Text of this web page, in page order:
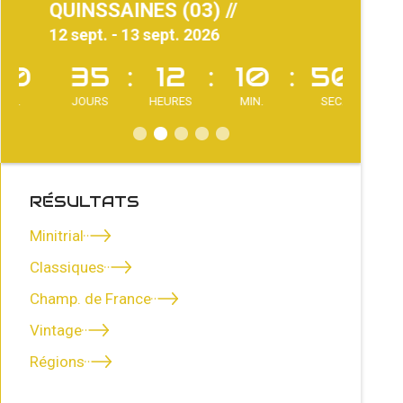
QUINSSAINES (03) //
12 sept. - 13 sept. 2026
35 12 10 49
RÉSULTATS
Minitrial
Classiques
Champ. de France
Vintage
Régions